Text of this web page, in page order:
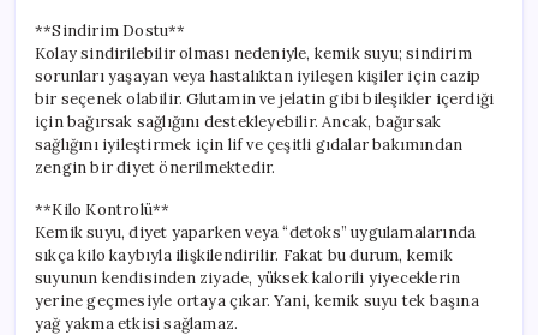
**Sindirim Dostu**
Kolay sindirilebilir olması nedeniyle, kemik suyu; sindirim
sorunları yaşayan veya hastalıktan iyileşen kişiler için cazip
bir seçenek olabilir. Glutamin ve jelatin gibi bileşikler içerdiği
için bağırsak sağlığını destekleyebilir. Ancak, bağırsak
sağlığını iyileştirmek için lif ve çeşitli gıdalar bakımından
zengin bir diyet önerilmektedir.
**Kilo Kontrolü**
Kemik suyu, diyet yaparken veya “detoks” uygulamalarında
sıkça kilo kaybıyla ilişkilendirilir. Fakat bu durum, kemik
suyunun kendisinden ziyade, yüksek kalorili yiyeceklerin
yerine geçmesiyle ortaya çıkar. Yani, kemik suyu tek başına
yağ yakma etkisi sağlamaz.